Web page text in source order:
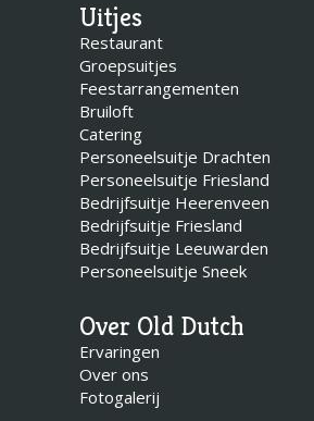
Uitjes
Restaurant
Groepsuitjes
Feestarrangementen
Bruiloft
Catering
Personeelsuitje Drachten
Personeelsuitje Friesland
Bedrijfsuitje Heerenveen
Bedrijfsuitje Friesland
Bedrijfsuitje Leeuwarden
Personeelsuitje Sneek
Over Old Dutch
Ervaringen
Over ons
Fotogalerij